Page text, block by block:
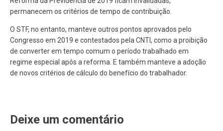
permanecem os critérios de tempo de contribuição.
O STF, no entanto, manteve outros pontos aprovados pelo
Congresso em 2019 e contestados pela CNTI, como a proibição
de converter em tempo comum o período trabalhado em
regime especial após a reforma. E também manteve a adoção
de novos critérios de cálculo do benefício do trabalhador.
Deixe um comentário